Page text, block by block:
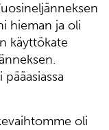
hieman ja oli
käyttökate
oli